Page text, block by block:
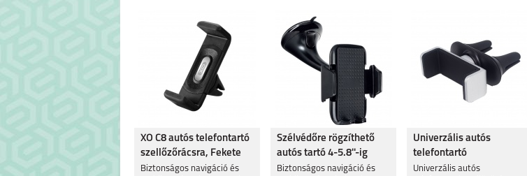
NOTE 60 REALME NOTE 50
REALME 9 5G REALME C35
REALMEGT
EXPLORER MASTER
REALME 8I
XO C8 autós telefontartó
szellőzőrácsra, Fekete
Biztonságos navigáció és
Szélvédőre rögzíthető
autós tartó 4-5.8''-ig
Biztonságos navigáció és
Univerzális autós
telefontartó
szellőzőrácsra
Univerzális autós